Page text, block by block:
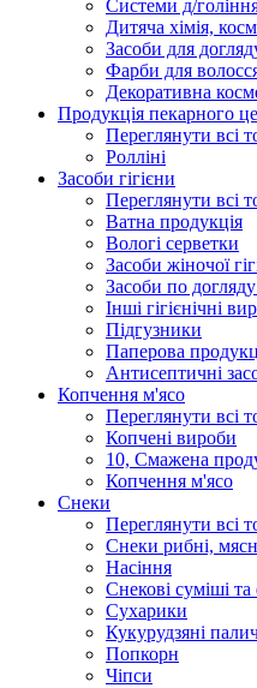
Системи д/
Дитяча хімія,
Засоби для
Фарби для
Декоративна
Продукцiя пекарного
Переглянути всі
Ролліні
Засоби гігієни
Переглянути всі
Ватна продукція
Вологi серветки
Засоби жіночої
Засоби по
Інші гігієнічні
Підгузники
Паперова
Антисептичні
Копчення м'ясо
Переглянути всі
Копчені вироби
10, Смажена
Копчення м'ясо
Снеки
Переглянути всі
Снеки рибні,
Насіння
Снекові суміші та
Сухарики
Кукурудзяні
Попкорн
Чіпси